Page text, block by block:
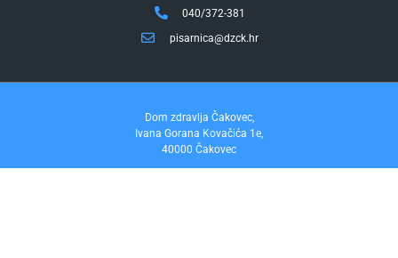
040/372-381
pisarnica@dzck.hr
Dom zdravlja Čakovec,
Ivana Gorana Kovačića 1e,
40000 Čakovec